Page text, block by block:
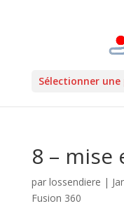
Sélectionner une
8 – mise
par lossendiere |
Fusion 360